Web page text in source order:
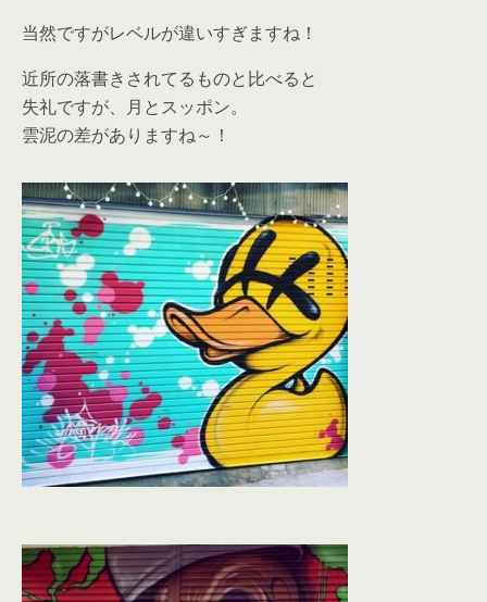
当然ですがレベルが違いすぎますね！
近所の落書きされてるものと比べると
失礼ですが、月とスッポン。
雲泥の差がありますね～！